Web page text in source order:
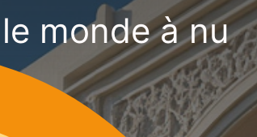
monde à nu